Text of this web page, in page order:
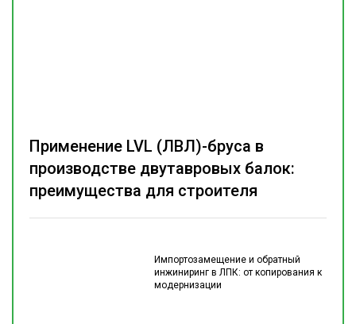
Импортозамещение и обратный
инжиниринг в ЛПК: от копирования к
модернизации
Применение LVL (ЛВЛ)-бруса в
производстве двутавровых балок:
преимущества для строителя